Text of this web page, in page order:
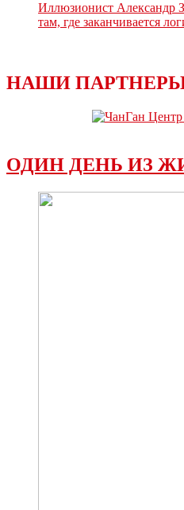
Иллюзионист Александр
там, где заканчивается
НАШИ
ОДИН ДЕНЬ ИЗ